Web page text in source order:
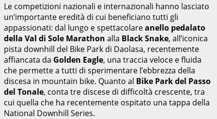
Le competizioni nazionali e internazionali hanno lasciato
un’importante eredità di cui beneficiano tutti gli
appassionati: dal lungo e spettacolareanello pedalato
della Val di Sole Marathon alla Black Snake, all’iconica
pista downhill del Bike Park di Daolasa, recentemente
affiancata da Golden Eagle, una traccia veloce e fluida
che permette a tutti di sperimentare l’ebbrezza della
discesa in mountain bike. Quanto al Bike Park del Passo
del Tonale, conta tre discese di difficoltà crescente, tra
cui quella che ha recentemente ospitato una tappa della
National Downhill Series.